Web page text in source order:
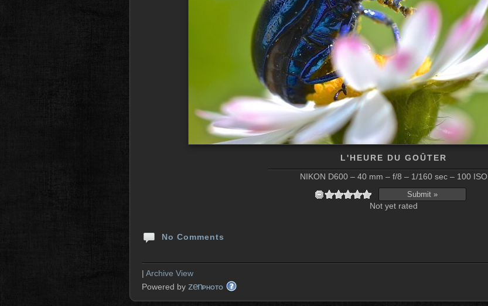
L'HEURE DU GOÛTER
NIKON D600 – 40 mm – f/8 – 1/160 sec – 100 ISO
Not yet rated
No Comments
| Archive View
Powered by zenPHOTO